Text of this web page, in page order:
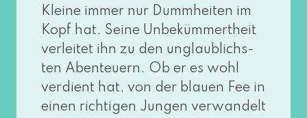
Kleine immer nur Dummheiten im
Kopf hat. Seine Unbekümmertheit
ver­lei­tet ihn zu den unglaub­lichs­
ten Abenteuern. Ob er es wohl
ver­dient hat, von der blau­en Fee in
einen rich­ti­gen Jungen ver­wan­delt